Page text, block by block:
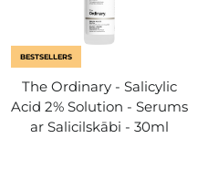
BESTSELLERS
The Ordinary - Salicylic
Acid 2% Solution - Serums
ar Salicilskābi - 30ml